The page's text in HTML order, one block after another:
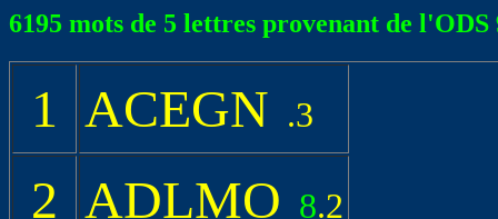
6195 mots de 5 lettres provenant de l'ODS
1 ACEGN .3
2 ADLMO 8.2